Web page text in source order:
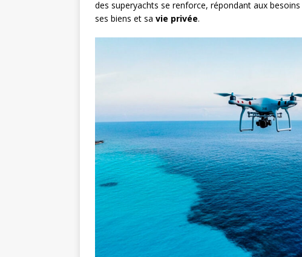
des superyachts se renforce, répondant aux
ses biens et sa vie privée.